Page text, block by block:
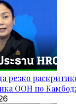
резко
ООН по